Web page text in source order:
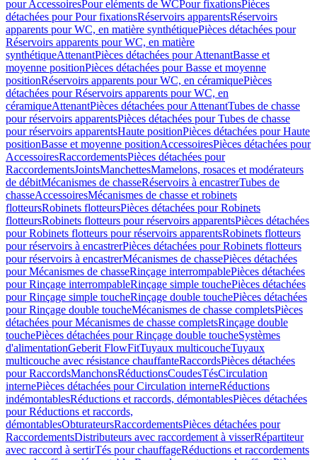
pour AccessoiresPour eléments de WCPour fixationsPièces
détachées pour Pour fixationsRéservoirs apparentsRéservoirs
apparents pour WC, en matière synthétiquePièces détachées pour
Réservoirs apparents pour WC, en matière
synthétiqueAttenantPièces détachées pour AttenantBasse et
moyenne positionPièces détachées pour Basse et moyenne
positionRéservoirs apparents pour WC, en céramiquePièces
détachées pour Réservoirs apparents pour WC, en
céramiqueAttenantPièces détachées pour AttenantTubes de chasse
pour réservoirs apparentsPièces détachées pour Tubes de chasse
pour réservoirs apparentsHaute positionPièces détachées pour Haute
positionBasse et moyenne positionAccessoiresPièces détachées pour
AccessoiresRaccordementsPièces détachées pour
RaccordementsJointsManchettesMamelons, rosaces et modérateurs
de débitMécanismes de chasseRéservoirs à encastrerTubes de
chasseAccessoiresMécanismes de chasse et robinets
flotteursRobinets flotteursPièces détachées pour Robinets
flotteursRobinets flotteurs pour réservoirs apparentsPièces détachées
pour Robinets flotteurs pour réservoirs apparentsRobinets flotteurs
pour réservoirs à encastrerPièces détachées pour Robinets flotteurs
pour réservoirs à encastrerMécanismes de chassePièces détachées
pour Mécanismes de chasseRinçage interrompablePièces détachées
pour Rinçage interrompableRinçage simple touchePièces détachées
pour Rinçage simple toucheRinçage double touchePièces détachées
pour Rinçage double toucheMécanismes de chasse completsPièces
détachées pour Mécanismes de chasse completsRinçage double
touchePièces détachées pour Rinçage double toucheSystèmes
d'alimentationGeberit FlowFitTuyaux multicoucheTuyaux
multicouche avec résistance chauffanteRaccordsPièces détachées
pour RaccordsManchonsRéductionsCoudesTésCirculation
internePièces détachées pour Circulation interneRéductions
indémontablesRéductions et raccords, démontablesPièces détachées
pour Réductions et raccords,
démontablesObturateursRaccordementsPièces détachées pour
RaccordementsDistributeurs avec raccordement à visserRépartiteur
avec raccord à sertirTés pour chauffageRéductions et raccordements